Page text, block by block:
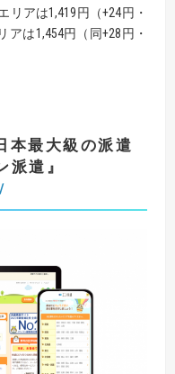
リアは1,419円（+24円・
アは1,454円（同+28円・
本最大級の派遣
派遣』